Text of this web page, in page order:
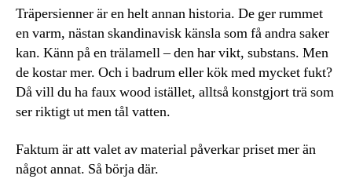
Träpersienner är en helt annan historia. De ger rummet
en varm, nästan skandinavisk känsla som få andra saker
kan. Känn på en trälamell – den har vikt, substans. Men
de kostar mer. Och i badrum eller kök med mycket fukt?
Då vill du ha faux wood istället, alltså konstgjort trä som
ser riktigt ut men tål vatten.
Faktum är att valet av material påverkar priset mer än
något annat. Så börja där.